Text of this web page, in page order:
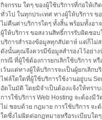
กิจกรรม ใดๆ ของผู้ใช้บริการที่ก่อให้เ
ทั่วไป ในทุกประเทศ ทางผู้ให้บริการ
ไม่คืนค่าบริการใดๆ ทั้งสิ้น พร้อมทั้งอา
ผู้ให้บริการ ขอสงวนสิทธิ์การรับผิดชอ
บริการสำรองข้อมูลทุกสัปดาห์ แต่ก็ไม่
ดังนั้นคุณจึงควรมีข้อมูลสำรองไว้อย่า
กรณี ที่ผู้ใช้ต้องการยกเลิกใช้บริการ
เว้นแต่ทางผู้ให้บริการจะเป็นผู้ยกเลิก
ไฟล์ใดใดที่ผู้ใช้บริการใช้งานอยู่บน
อัตโนมัติ โดยมิจำเป็นต้องแจ้งให้ทรา
การใช้บริการ Web Hosting จะต้องมี
ไม่ ชอบด้วย กฎมาย การใช้บริการ จะ
ใดซึ่งไม่ผิดต่อกฎหมายหรือระเบียบใด